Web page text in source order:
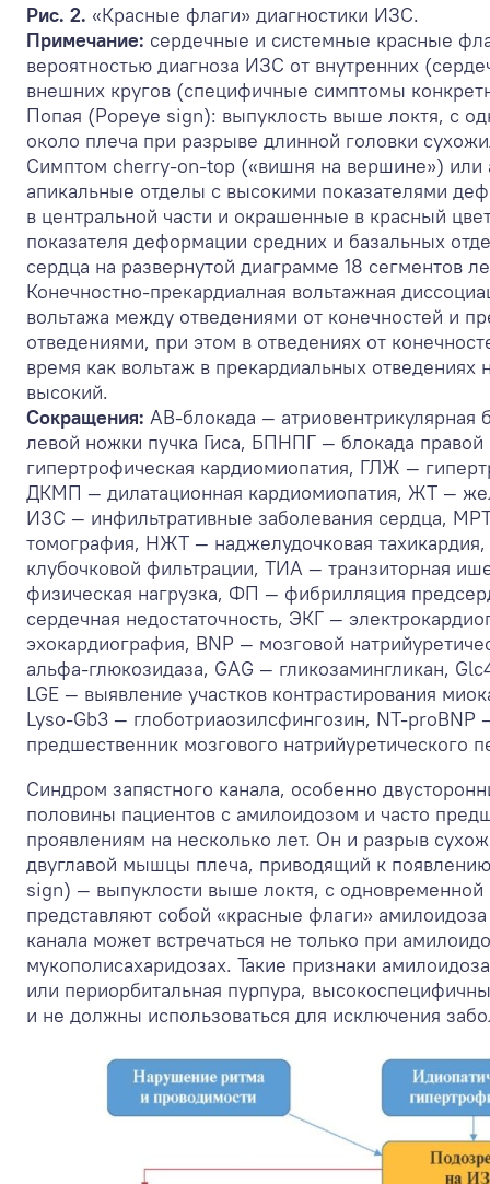
Рис. 2. «Красные флаги» диагностики ИЗС.
Примечание: сердечные и системные красные
вероятностью диагноза ИЗС от внутренних
внешних кругов (специфичные симптомы
Попая (Popeye sign): выпуклость выше локтя, с
около плеча при разрыве длинной головки
Симптом cherry-on-top («вишня на вершине») или
апикальные отделы с высокими показателями
в центральной части и окрашенные в красный
показателя деформации средних и базальных
сердца на развернутой диаграмме 18 сегментов
Конечностно-прекардиалная вольтажная
вольтажа между отведениями от конечностей и
отведениями, при этом в отведениях от
время как вольтаж в прекардиальных отведениях
высокий.
Сокращения: АВ-блокада —
левой ножки пучка Гиса, БПНПГ — блокада
гипертрофическая кардиомиопатия, ГЛЖ —
ДКМП — дилатационная кардиомиопатия, ЖТ —
ИЗС — инфильтративные заболевания сердца,
томография, НЖТ — наджелудочковая
клубочковой фильтрации, ТИА — транзиторная
физическая нагрузка, ФП — фибрилляция
сердечная недостаточность, ЭКГ —
эхокардиография, BNP — мозговой
альфа-глюкозидаза, GAG — гликозамингликан,
LGE — выявление участков контрастирования
Lyso-Gb3 — глоботриаозилсфингозин, NT-proBNP
предшественник мозгового натрийуретического
Синдром запястного канала, особенно
половины пациентов с амилоидозом и часто
проявлениям на несколько лет. Он и разрыв
двуглавой мышцы плеча, приводящий к
sign) — выпуклости выше локтя, с одновременной
представляют собой «красные флаги»
канала может встречаться не только при
мукополисахаридозах. Такие признаки
или периорбитальная пурпура,
и не должны использоваться для исключения